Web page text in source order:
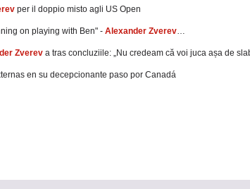
per il doppio misto agli US Open
on playing with Ben" - Alexander Zverev…
Zverev a tras concluziile: „Nu credeam că voi juca așa de
en su decepcionante paso por Canadá